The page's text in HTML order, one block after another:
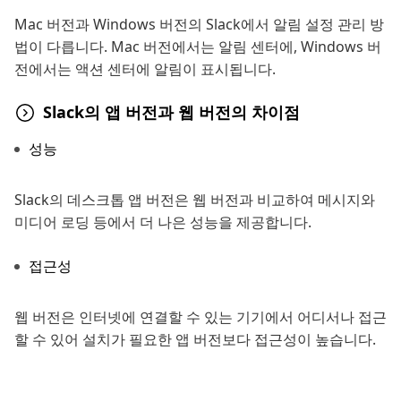
Mac 버전과 Windows 버전의 Slack에서 알림 설정 관리 방
법이 다릅니다. Mac 버전에서는 알림 센터에, Windows 버
전에서는 액션 센터에 알림이 표시됩니다.
Slack의 앱 버전과 웹 버전의 차이점
성능
Slack의 데스크톱 앱 버전은 웹 버전과 비교하여 메시지와
미디어 로딩 등에서 더 나은 성능을 제공합니다.
접근성
웹 버전은 인터넷에 연결할 수 있는 기기에서 어디서나 접근
할 수 있어 설치가 필요한 앱 버전보다 접근성이 높습니다.